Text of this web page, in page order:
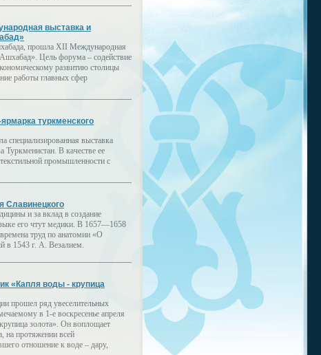
выставка и
прошла XII Международная
Цель форума – содействие
развитию столицы
работы главных сфер
туркменского
специализированная выставка
Туркменистан. В качестве ее
промышленности с
Славинецкого
и за вклад в создание
его чтут медики. В 1657—1658
труд по анатомии «О
в 1543 г. А. Везалием.
«Капля воды - крупица
прошел ряд увеселительных
в 1-е воскресенье апреля
золота». Он воплощает
на протяжении всей
отношение к воде – дару,